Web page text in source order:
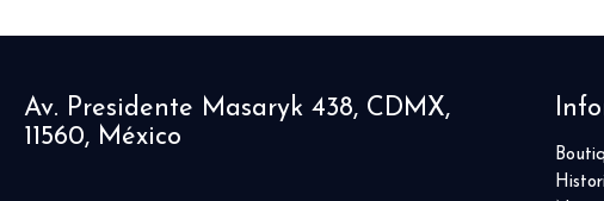
Av. Presidente Masaryk 438, CDMX,
11560, México